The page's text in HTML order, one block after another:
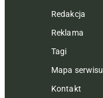
Redakcja
Reklama
Tagi
Mapa serwisu
Kontakt